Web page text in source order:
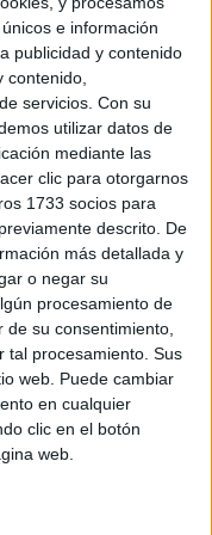
e información
publicidad y contenido
contenido,
servicios. Con su
utilizar datos de
mediante las
clic para otorgarnos
1733 socios para
descrito. De
más detallada y
o negar su
procesamiento de
su consentimiento,
tal procesamiento. Sus
web. Puede cambiar
en cualquier
clic en el botón
web.
11/2010 0
de “miopía política”
“equivocados”
11/2010 0
de tres millones en
11/2010 0
y agarrándonos,
11/2010 0
11/2010 0